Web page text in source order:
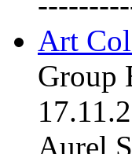
Art
Group
Aurel